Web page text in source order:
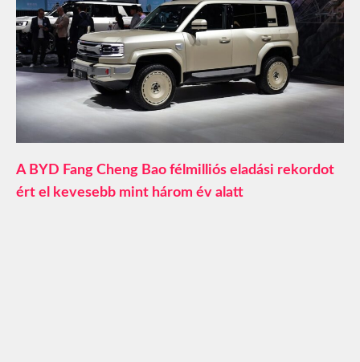
A BYD Fang Cheng Bao félmilliós eladási rekordot
ért el kevesebb mint három év alatt